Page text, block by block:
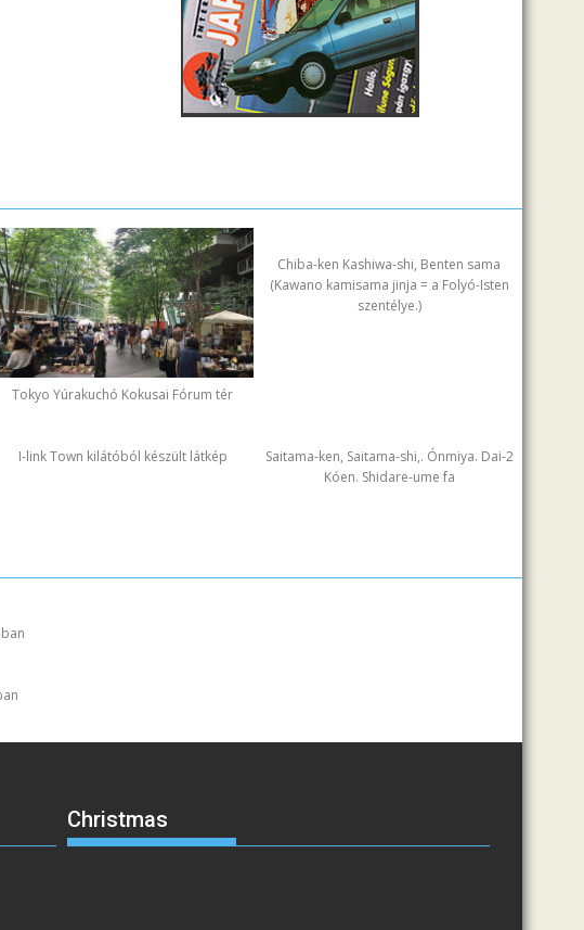
Tokyo Yúrakuchó Kokusai Fórum tér
Chiba-ken Kashiwa-shi, Benten sama
(Kawano kamisama jinja = a Folyó-Isten
szentélye.)
I-link Town kilátóból készült látkép
Saitama-ken, Saitama-shi,. Ónmiya. Dai-2
Kóen. Shidare-ume fa
Christmas